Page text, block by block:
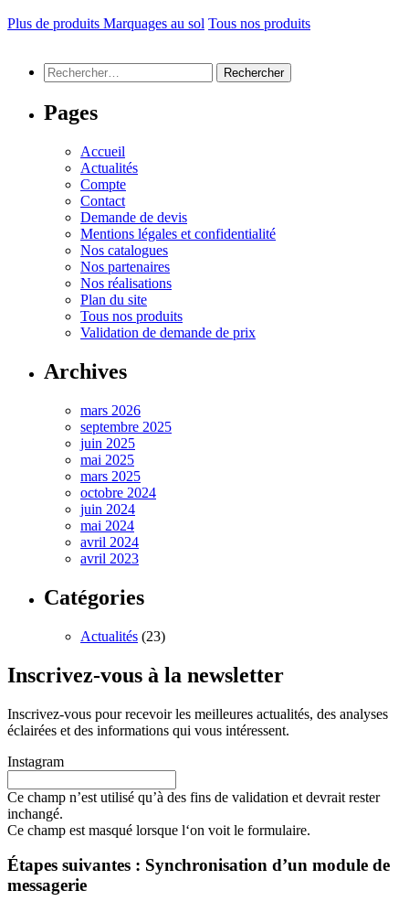
Plus de produits Marquages au sol Tous nos produits
Rechercher :
Pages
Accueil
Actualités
Compte
Contact
Demande de devis
Mentions légales et confidentialité
Nos catalogues
Nos partenaires
Nos réalisations
Plan du site
Tous nos produits
Validation de demande de prix
Archives
mars 2026
septembre 2025
juin 2025
mai 2025
mars 2025
octobre 2024
juin 2024
mai 2024
avril 2024
avril 2023
Catégories
Actualités (23)
Inscrivez-vous à la newsletter
Inscrivez-vous pour recevoir les meilleures actualités, des analyses
éclairées et des informations qui vous intéressent.
Instagram
Ce champ n’est utilisé qu’à des fins de validation et devrait rester
inchangé.
Ce champ est masqué lorsque l‘on voit le formulaire.
Étapes suivantes : Synchronisation d’un module de
messagerie